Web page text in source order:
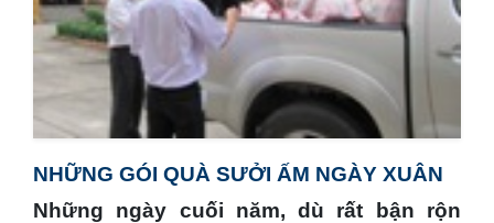
NHỮNG GÓI QUÀ SƯỞI ẤM NGÀY XUÂN
Những ngày cuối năm, dù rất bận rộn